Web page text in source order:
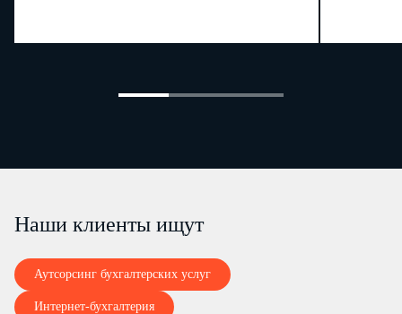
Наши клиенты ищут
Аутсорсинг бухгалтерских услуг
Интернет-бухгалтерия